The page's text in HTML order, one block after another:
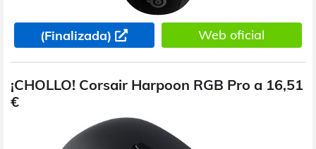
(Finalizada) Web oficial
¡CHOLLO! Corsair Harpoon RGB Pro a 16,51
€